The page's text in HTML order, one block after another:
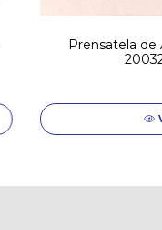
Prensatela de